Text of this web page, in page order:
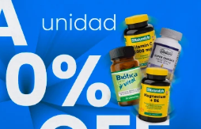
BOTTLE -
BLEGEN04mixvioleta
$1.690
$1.437